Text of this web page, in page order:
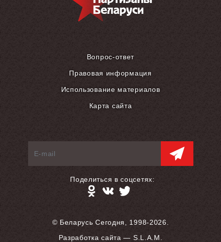
Вопрос-ответ
Правовая информация
Использование материалов
Карта сайта
© Беларусь Сегодня, 1998-2026.
Разработка сайта — S.L.A.M.
Поделиться в соцсетях: